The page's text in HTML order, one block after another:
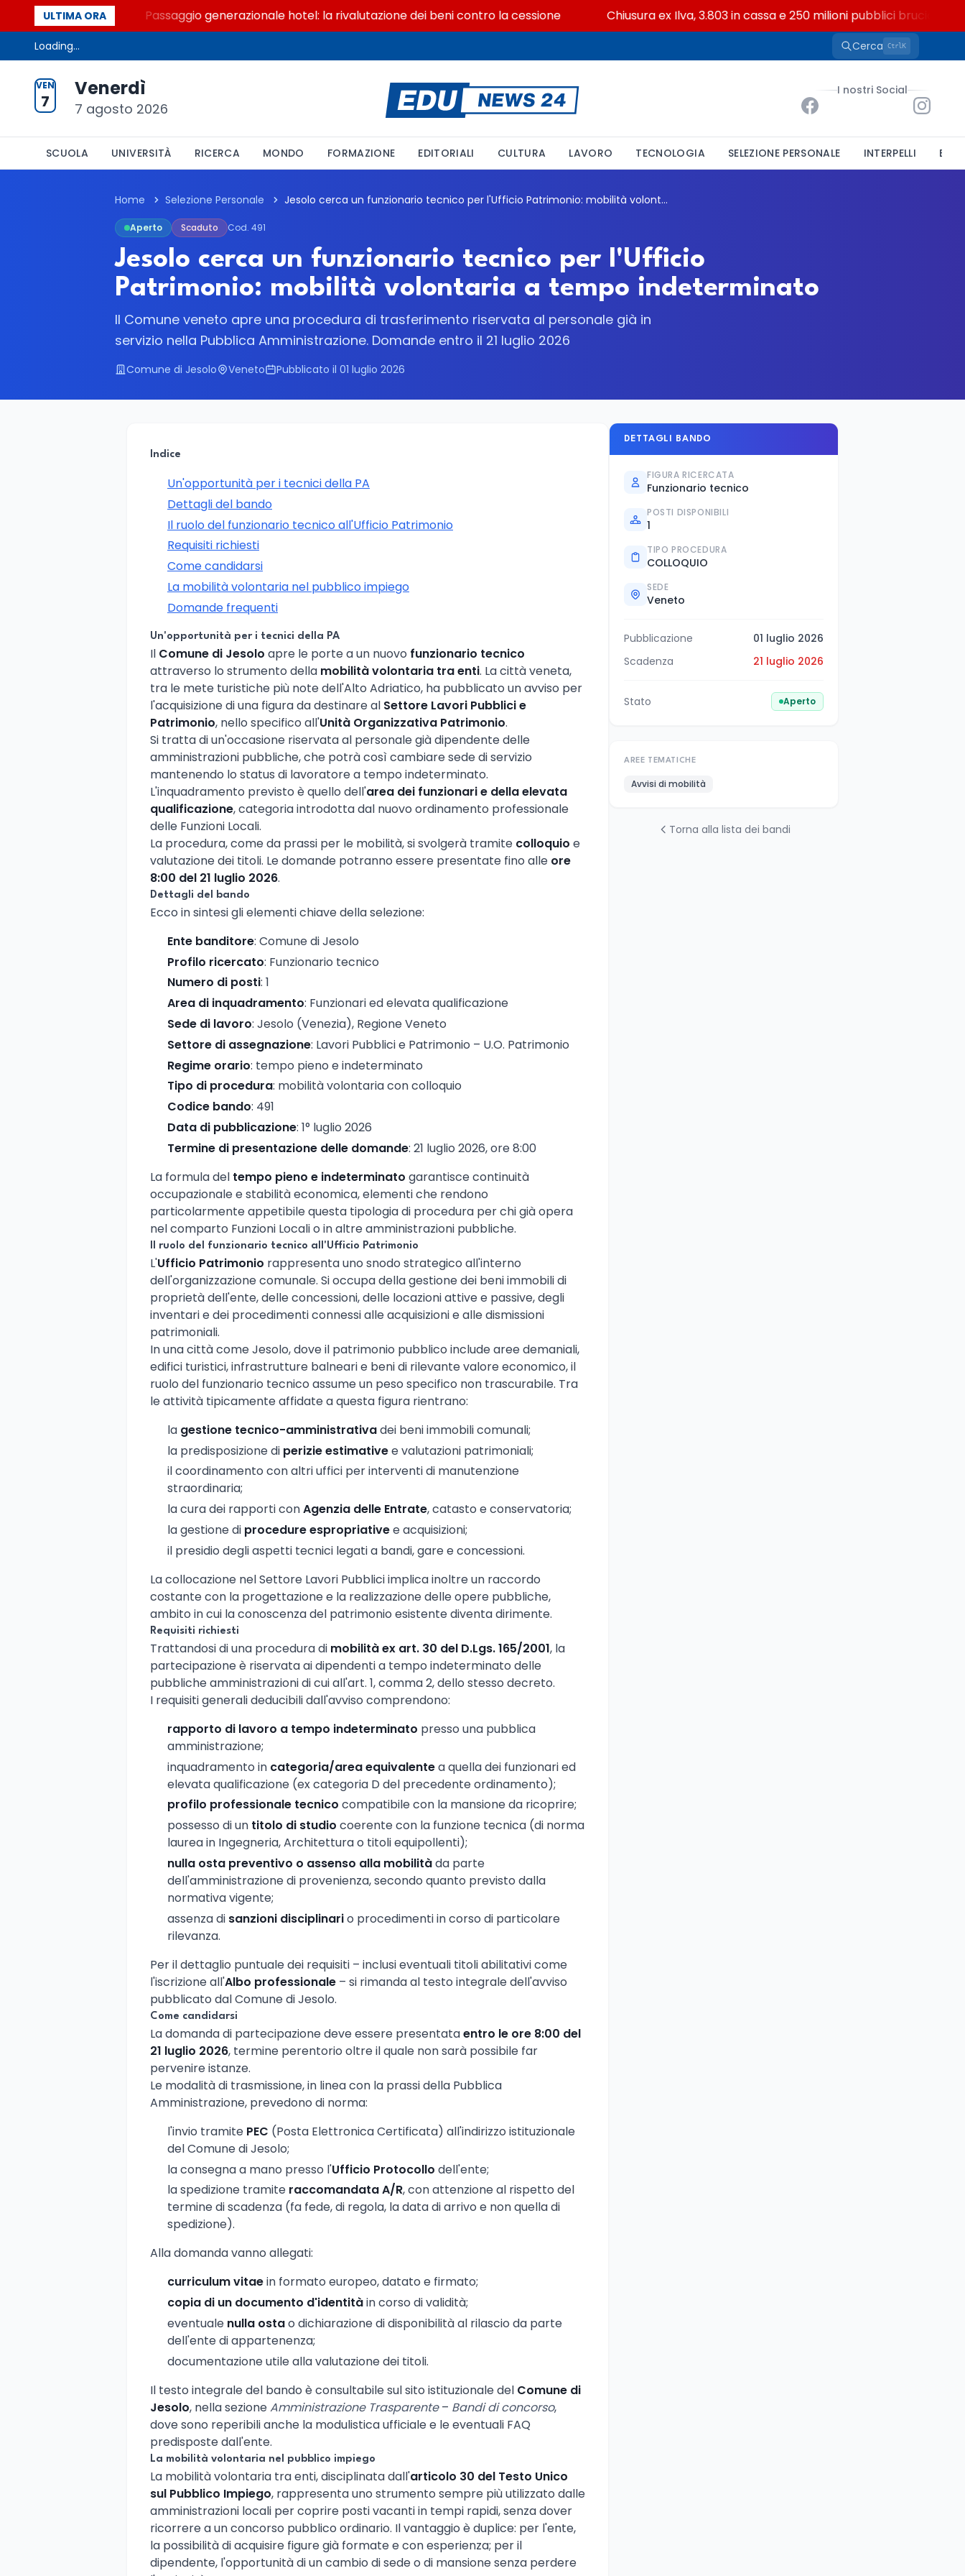
ULTIMA ORA Passaggio generazionale hotel: la rivalutazione dei beni contro la cessione Chiusura ex Ilva, 3.803 in cassa e 250 milioni pubblici bruciati
Loading... Cerca CtrlK
VEN
7
Venerdì
7 agosto 2026
I nostri Social
SCUOLA UNIVERSITÀ RICERCA MONDO FORMAZIONE EDITORIALI CULTURA LAVORO TECNOLOGIA SELEZIONE PERSONALE INTERPELLI
Home Selezione Personale Jesolo cerca un funzionario tecnico per l'Ufficio Patrimonio: mobilità volontaria a tempo indeterminato
Aperto Scaduto Cod. 491
Jesolo cerca un funzionario tecnico per l'Ufficio
Patrimonio: mobilità volontaria a tempo indeterminato
Il Comune veneto apre una procedura di trasferimento riservata al personale già in
servizio nella Pubblica Amministrazione. Domande entro il 21 luglio 2026
Comune di Jesolo Veneto Pubblicato il 01 luglio 2026
Indice
Un'opportunità per i tecnici della PA
Dettagli del bando
Il ruolo del funzionario tecnico all'Ufficio Patrimonio
Requisiti richiesti
Come candidarsi
La mobilità volontaria nel pubblico impiego
Domande frequenti
Un'opportunità per i tecnici della PA
Il Comune di Jesolo apre le porte a un nuovo funzionario tecnico
attraverso lo strumento della mobilità volontaria tra enti. La città veneta,
tra le mete turistiche più note dell'Alto Adriatico, ha pubblicato un avviso per
l'acquisizione di una figura da destinare al Settore Lavori Pubblici e
Patrimonio, nello specifico all'Unità Organizzativa Patrimonio.
Si tratta di un'occasione riservata al personale già dipendente delle
amministrazioni pubbliche, che potrà così cambiare sede di servizio
mantenendo lo status di lavoratore a tempo indeterminato.
L'inquadramento previsto è quello dell'area dei funzionari e della elevata
qualificazione, categoria introdotta dal nuovo ordinamento professionale
delle Funzioni Locali.
La procedura, come da prassi per le mobilità, si svolgerà tramite colloquio e
valutazione dei titoli. Le domande potranno essere presentate fino alle ore
8:00 del 21 luglio 2026.
Dettagli del bando
Ecco in sintesi gli elementi chiave della selezione:
Ente banditore: Comune di Jesolo
Profilo ricercato: Funzionario tecnico
Numero di posti: 1
Area di inquadramento: Funzionari ed elevata qualificazione
Sede di lavoro: Jesolo (Venezia), Regione Veneto
Settore di assegnazione: Lavori Pubblici e Patrimonio – U.O. Patrimonio
Regime orario: tempo pieno e indeterminato
Tipo di procedura: mobilità volontaria con colloquio
Codice bando: 491
Data di pubblicazione: 1° luglio 2026
Termine di presentazione delle domande: 21 luglio 2026, ore 8:00
La formula del tempo pieno e indeterminato garantisce continuità
occupazionale e stabilità economica, elementi che rendono
particolarmente appetibile questa tipologia di procedura per chi già opera
nel comparto Funzioni Locali o in altre amministrazioni pubbliche.
Il ruolo del funzionario tecnico all'Ufficio Patrimonio
L'Ufficio Patrimonio rappresenta uno snodo strategico all'interno
dell'organizzazione comunale. Si occupa della gestione dei beni immobili di
proprietà dell'ente, delle concessioni, delle locazioni attive e passive, degli
inventari e dei procedimenti connessi alle acquisizioni e alle dismissioni
patrimoniali.
In una città come Jesolo, dove il patrimonio pubblico include aree demaniali,
edifici turistici, infrastrutture balneari e beni di rilevante valore economico, il
ruolo del funzionario tecnico assume un peso specifico non trascurabile. Tra
le attività tipicamente affidate a questa figura rientrano:
la gestione tecnico-amministrativadei beni immobili comunali;
la predisposizione di perizie estimativee valutazioni patrimoniali;
il coordinamento con altri uffici per interventi di manutenzione
straordinaria;
la cura dei rapporti conAgenzia delle Entrate, catasto e conservatoria;
la gestione di procedure espropriativee acquisizioni;
il presidio degli aspetti tecnici legati a bandi, gare e concessioni.
La collocazione nel Settore Lavori Pubblici implica inoltre un raccordo
costante con la progettazione e la realizzazione delle opere pubbliche,
ambito in cui la conoscenza del patrimonio esistente diventa dirimente.
Requisiti richiesti
Trattandosi di una procedura di mobilità ex art. 30 del D.Lgs. 165/2001, la
partecipazione è riservata ai dipendenti a tempo indeterminato delle
pubbliche amministrazioni di cui all'art. 1, comma 2, dello stesso decreto.
I requisiti generali deducibili dall'avviso comprendono:
rapporto di lavoro a tempo indeterminato presso una pubblica
amministrazione;
inquadramento in categoria/area equivalentea quella dei funzionari ed
elevata qualificazione (ex categoria D del precedente ordinamento);
profilo professionale tecnico compatibile con la mansione da ricoprire;
possesso di un titolo di studio coerente con la funzione tecnica (di norma
laurea in Ingegneria, Architettura o titoli equipollenti);
nulla osta preventivo o assenso alla mobilitàda parte
dell'amministrazione di provenienza, secondo quanto previsto dalla
normativa vigente;
assenza di sanzioni disciplinario procedimenti in corso di particolare
rilevanza.
Per il dettaglio puntuale dei requisiti – inclusi eventuali titoli abilitativi come
l'iscrizione all'Albo professionale – si rimanda al testo integrale dell'avviso
pubblicato dal Comune di Jesolo.
Come candidarsi
La domanda di partecipazione deve essere presentataentro le ore 8:00 del
21 luglio 2026, termine perentorio oltre il quale non sarà possibile far
pervenire istanze.
Le modalità di trasmissione, in linea con la prassi della Pubblica
Amministrazione, prevedono di norma:
l'invio tramite PEC (Posta Elettronica Certificata) all'indirizzo istituzionale
del Comune di Jesolo;
la consegna a mano presso l'Ufficio Protocollo dell'ente;
la spedizione tramite raccomandata A/R, con attenzione al rispetto del
termine di scadenza (fa fede, di regola, la data di arrivo e non quella di
spedizione).
Alla domanda vanno allegati:
curriculum vitaein formato europeo, datato e firmato;
copia di un documento d'identitàin corso di validità;
eventuale nulla ostao dichiarazione di disponibilità al rilascio da parte
dell'ente di appartenenza;
documentazione utile alla valutazione dei titoli.
Il testo integrale del bando è consultabile sul sito istituzionale del Comune di
Jesolo, nella sezioneAmministrazione Trasparente– Bandi di concorso,
dove sono reperibili anche la modulistica ufficiale e le eventuali FAQ
predisposte dall'ente.
La mobilità volontaria nel pubblico impiego
La mobilità volontaria tra enti, disciplinata dall'articolo 30 del Testo Unico
sul Pubblico Impiego, rappresenta uno strumento sempre più utilizzato dalle
amministrazioni locali per coprire posti vacanti in tempi rapidi, senza dover
ricorrere a un concorso pubblico ordinario. Il vantaggio è duplice: per l'ente,
la possibilità di acquisire figure già formate e con esperienza; per il
dipendente, l'opportunità di un cambio di sede o di mansione senza perdere
DETTAGLI BANDO
FIGURA RICERCATA
Funzionario tecnico
POSTI DISPONIBILI
1
TIPO PROCEDURA
COLLOQUIO
SEDE
Veneto
Pubblicazione
01 luglio 2026
Scadenza
21 luglio 2026
Stato Aperto
AREE TEMATICHE
Avvisi di mobilità
Torna alla lista dei bandi